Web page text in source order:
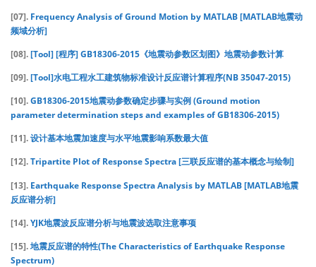
[07]. Frequency Analysis of Ground Motion by MATLAB [MATLAB地震动
频域分析]
[08].[Tool] [程序] GB18306-2015《地震动参数区划图》地震动参数计算
[09].[Tool]水电工程水工建筑物标准设计反应谱计算程序(NB 35047-2015)
[10].GB18306-2015地震动参数确定步骤与实例 (Ground motion
parameter determination steps and examples of GB18306-2015)
[11].设计基本地震加速度与水平地震影响系数最大值
[12].Tripartite Plot of Response Spectra [三联反应谱的基本概念与绘制]
[13]. Earthquake Response Spectra Analysis by MATLAB [MATLAB地震
反应谱分析]
[14].YJK地震波反应谱分析与地震波选取注意事项
[15].地震反应谱的特性(The Characteristics of Earthquake Response
Spectrum)